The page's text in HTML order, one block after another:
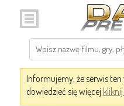
Informujemy, że serwis
dowiedzieć się więcej